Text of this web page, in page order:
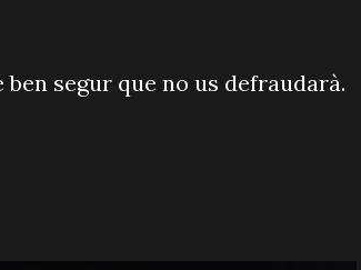
segur que no us defraudarà.